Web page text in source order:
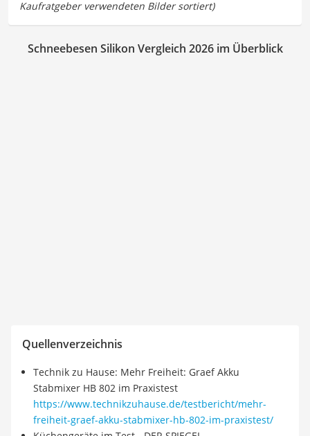
Schneebesen Silikon Vergleich 2026 im Überblick
Quellenverzeichnis
Technik zu Hause: Mehr Freiheit: Graef Akku
Stabmixer HB 802 im Praxistest
https://www.technikzuhause.de/testbericht/mehr-
freiheit-graef-akku-stabmixer-hb-802-im-praxistest/